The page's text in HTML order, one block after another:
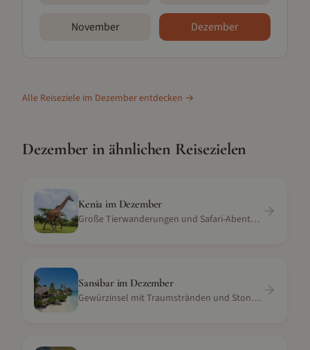
November Dezember
Alle Reiseziele im Dezemberentdecken →
Dezember in ähnlichen Reisezielen
Kenia im Dezember
Große Tierwanderungen und Safari-Abenteuer
Sansibarim Dezember
Gewürzinsel mit Traumstränden und Stone Town